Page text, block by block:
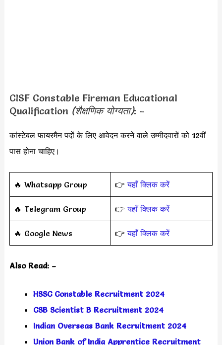
CISF Constable Fireman Educational
Qualification (शैक्षणिक योग्यता): –
कांस्टेबल फायरमैन पदों के लिए आवेदन करने वाले उम्मीदवारों को 12वींं
पास होना चाहिए।
‎️‍🔥 Whatsapp Group 👉यहाँ क्लिक करें
‎️‍🔥 Telegram Group 👉यहाँ क्लिक करें
️‍🔥 Google News 👉 यहाँ क्लिक करें
Also Read: –
HSSC Constable Recruitment 2024
CSB Scientist B Recruitment 2024
Indian Overseas Bank Recruitment 2024
Union Bank of India Apprentice Recruitment